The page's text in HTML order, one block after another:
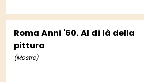
Roma Anni '60. Al di là della
pittura
(Mostre)